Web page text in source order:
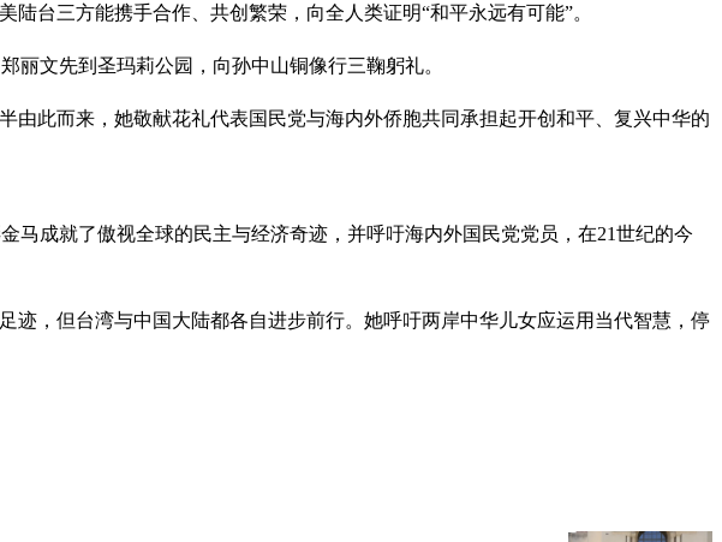
台三方能携手合作、共创繁荣，向全人类证明“和平永远有可能”。
丽文先到圣玛莉公园，向孙中山铜像行三鞠躬礼。
此而来，她敬献花礼代表国民党与海内外侨胞共同承担起开创和平、复兴中华的
成就了傲视全球的民主与经济奇迹，并呼吁海内外国民党党员，在21世纪的今
迹，但台湾与中国大陆都各自进步前行。她呼吁两岸中华儿女应运用当代智慧，停